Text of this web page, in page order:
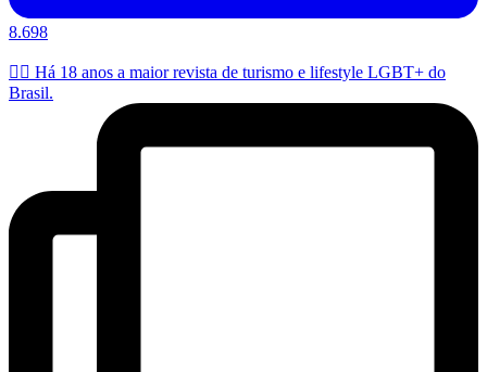
8.698
🏳️‍🌈 Há 18 anos a maior revista de turismo e lifestyle LGBT+ do
Brasil.